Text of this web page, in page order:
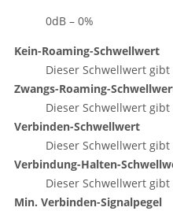
0dB – 0%
Kein-Roaming-Schwellwert
Dieser Schwellwert
Zwangs-Roaming-
Dieser Schwellwert
Verbinden-Schwellwert
Dieser Schwellwert
Verbindung-Halten-
Dieser Schwellwert
Min. Verbinden-Signalpegel